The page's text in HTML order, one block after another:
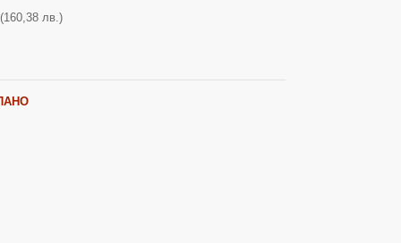
(160,38 лв.)